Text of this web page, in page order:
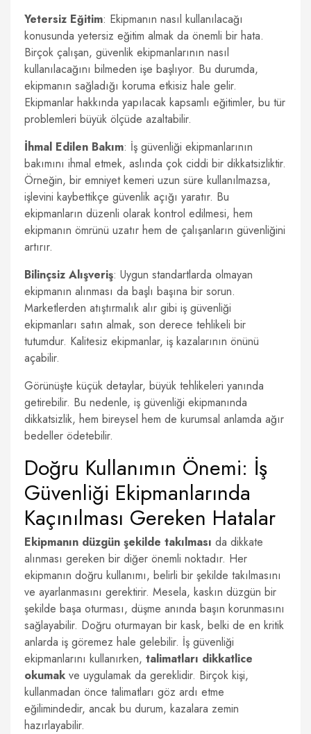
Yetersiz Eğitim: Ekipmanın nasıl kullanılacağı
konusunda yetersiz eğitim almak da önemli bir hata.
Birçok çalışan, güvenlik ekipmanlarının nasıl
kullanılacağını bilmeden işe başlıyor. Bu durumda,
ekipmanın sağladığı koruma etkisiz hale gelir.
Ekipmanlar hakkında yapılacak kapsamlı eğitimler, bu tür
problemleri büyük ölçüde azaltabilir.
İhmal Edilen Bakım: İş güvenliği ekipmanlarının
bakımını ihmal etmek, aslında çok ciddi bir dikkatsizliktir.
Örneğin, bir emniyet kemeri uzun süre kullanılmazsa,
işlevini kaybettikçe güvenlik açığı yaratır. Bu
ekipmanların düzenli olarak kontrol edilmesi, hem
ekipmanın ömrünü uzatır hem de çalışanların güvenliğini
artırır.
Bilinçsiz Alışveriş: Uygun standartlarda olmayan
ekipmanın alınması da başlı başına bir sorun.
Marketlerden atıştırmalık alır gibi iş güvenliği
ekipmanları satın almak, son derece tehlikeli bir
tutumdur. Kalitesiz ekipmanlar, iş kazalarının önünü
açabilir.
Görünüşte küçük detaylar, büyük tehlikeleri yanında
getirebilir. Bu nedenle, iş güvenliği ekipmanında
dikkatsizlik, hem bireysel hem de kurumsal anlamda ağır
bedeller ödetebilir.
Doğru Kullanımın Önemi: İş
Güvenliği Ekipmanlarında
Kaçınılması Gereken Hatalar
Ekipmanın düzgün şekilde takılması da dikkate
alınması gereken bir diğer önemli noktadır. Her
ekipmanın doğru kullanımı, belirli bir şekilde takılmasını
ve ayarlanmasını gerektirir. Mesela, kaskın düzgün bir
şekilde başa oturması, düşme anında başın korunmasını
sağlayabilir. Doğru oturmayan bir kask, belki de en kritik
anlarda iş göremez hale gelebilir. İş güvenliği
ekipmanlarını kullanırken, talimatları dikkatlice
okumak ve uygulamak da gereklidir. Birçok kişi,
kullanmadan önce talimatları göz ardı etme
eğilimindedir, ancak bu durum, kazalara zemin
hazırlayabilir.